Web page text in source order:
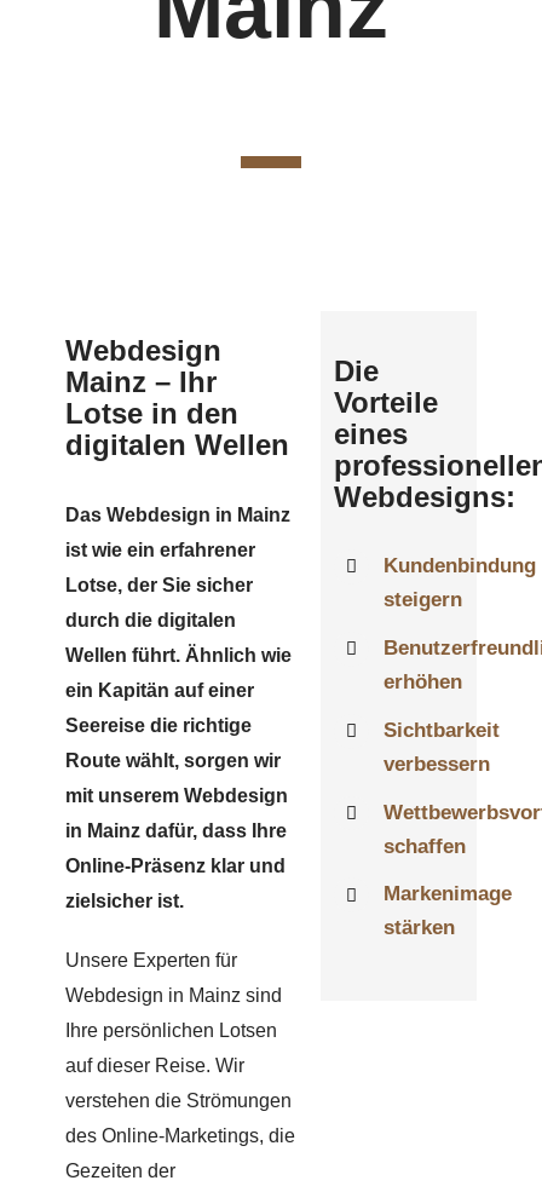
Webdesign
Mainz – Ihr
Lotse in den
digitalen Wellen
Das Webdesign in Mainz
ist wie ein erfahrener
Lotse, der Sie sicher
durch die digitalen
Wellen führt. Ähnlich wie
ein Kapitän auf einer
Seereise die richtige
Route wählt, sorgen wir
mit unserem Webdesign
in Mainz dafür, dass Ihre
Online-Präsenz klar und
zielsicher ist.
Unsere Experten für
Webdesign in Mainz sind
Ihre persönlichen Lotsen
auf dieser Reise. Wir
verstehen die Strömungen
des Online-Marketings, die
Gezeiten der
Die
Vorteile
eines
Webdesigns:
Kundenbindung
steigern
erhöhen
Sichtbarkeit
verbessern
schaffen
Markenimage
stärken